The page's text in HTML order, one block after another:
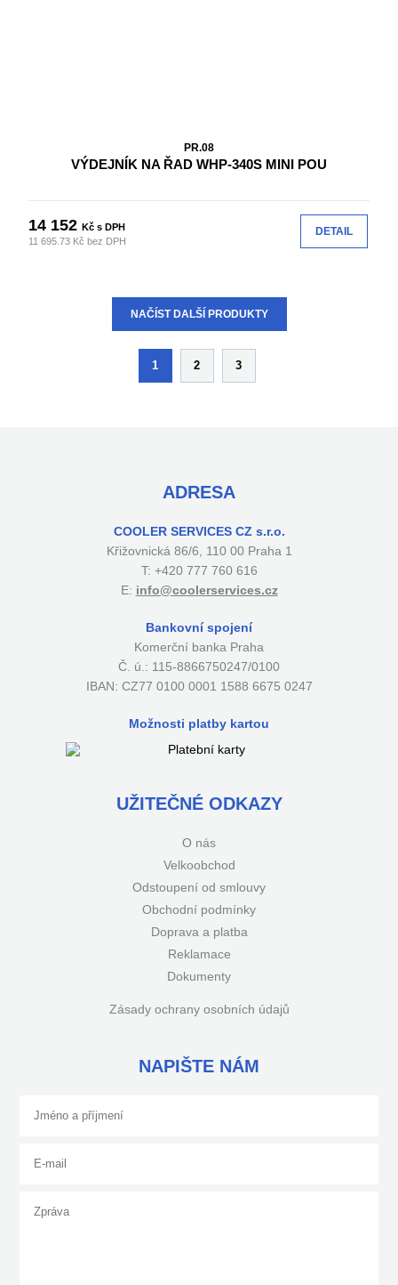
PR.08
VÝDEJNÍK NA ŘAD WHP-340S MINI POU
14 152Kč s DPH
11 695.73 Kč bez DPH
DETAIL
NAČÍST DALŠÍ PRODUKTY
1 2 3
ADRESA
COOLER SERVICES CZ s.r.o.
Křižovnická 86/6, 110 00 Praha 1
T: +420 777 760 616
E: info@coolerservices.cz
Bankovní spojení
Komerční banka Praha
Č. ú.: 115-8866750247/0100
IBAN: CZ77 0100 0001 1588 6675 0247
Možnosti platby kartou
UŽITEČNÉ ODKAZY
O nás
Velkoobchod
Odstoupení od smlouvy
Obchodní podmínky
Doprava a platba
Reklamace
Dokumenty
Zásady ochrany osobních údajů
NAPIŠTE NÁM